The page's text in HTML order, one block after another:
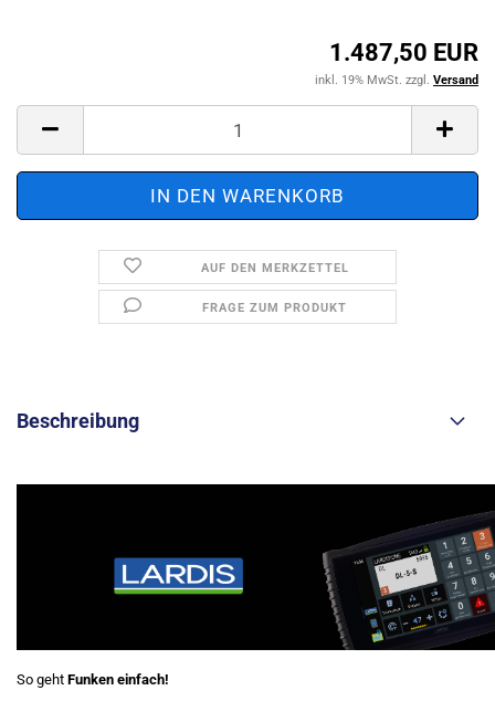
1.487,50 EUR
inkl. 19% MwSt. zzgl. Versand
AUF DEN MERKZETTEL
FRAGE ZUM PRODUKT
Beschreibung
So geht Funken einfach!